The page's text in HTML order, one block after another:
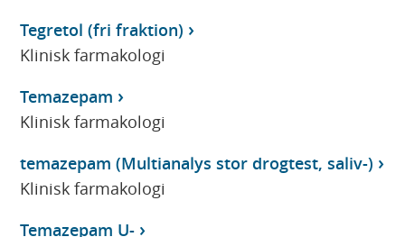
Tegretol (fri fraktion)
Klinisk farmakologi
Temazepam
Klinisk farmakologi
temazepam (Multianalys stor drogtest, saliv-)
Klinisk farmakologi
Temazepam U-